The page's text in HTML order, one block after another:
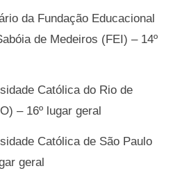
da Fundação Educacional
de Medeiros (FEI) – 14º
Católica do Rio de
– 16º lugar geral
Católica de São Paulo
geral